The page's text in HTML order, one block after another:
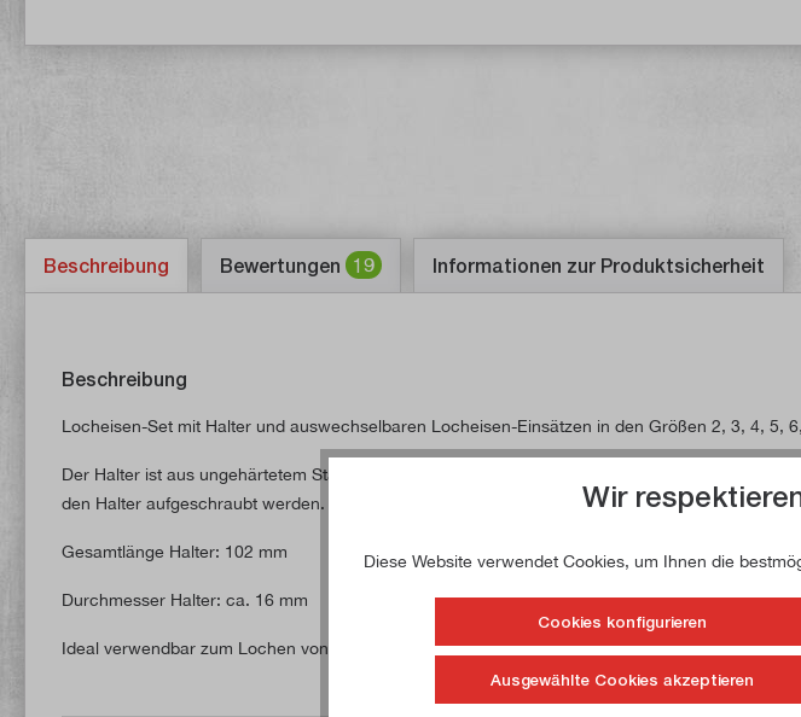
Beschreibung Bewertungen 19 Informationen zur Produktsicherheit
Beschreibung
Locheisen-Set mit Halter und auswechselbaren Locheisen-Einsätzen in den Größen 2, 3, 4, 5,
Der Halter ist aus ungehärtetem Stahl gefertigt. Die Locheisen-Einsätze bestehen aus
den Halter aufgeschraubt werden.
Gesamtlänge Halter: 102 mm
Durchmesser Halter: ca. 16 mm
Ideal verwendbar zum Lochen von Kork, Gummi, Dichtungsmaterial, Leder, Schaum
Wir
Diese Website verwendet Cookies, um Ihnen die
Cookies konfigurieren
Ausgewählte Cookies akzeptieren